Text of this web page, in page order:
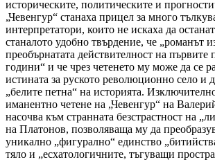
историческите, политическите и
„Чевенгур“ станаха прицел за много
интерпретатори, които не искаха да
станалото удобно твърдение, че „романът
преобърнатата действителност на
години“ и че чрез четенето му може да се
истината за руското революционно село и
„белите петна“ на историята.
иманентно четене на „Чевенгур“ на
насочва към странната безстрастност на
на Платонов, позволяваща му да
уникално „фигурално“ единство
тяло и „есхатологичните, тъгуващи